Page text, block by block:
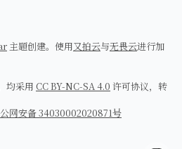
主题创建。使用又拍云与无畏云进行加
均采用 CC BY-NC-SA 4.0 许可协议，转
网安备 34030002020871号